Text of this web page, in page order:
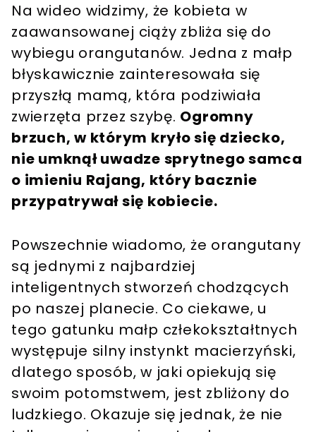
Na wideo widzimy, że kobieta w
zaawansowanej ciąży zbliża się do
wybiegu orangutanów. Jedna z małp
błyskawicznie zainteresowała się
przyszłą mamą, która podziwiała
zwierzęta przez szybę. Ogromny
brzuch, w którym kryło się dziecko,
nie umknął uwadze sprytnego samca
o imieniu Rajang, który bacznie
przypatrywał się kobiecie.
Powszechnie wiadomo, że orangutany
są jednymi z najbardziej
inteligentnych stworzeń chodzących
po naszej planecie. Co ciekawe, u
tego gatunku małp człekokształtnych
występuje silny instynkt macierzyński,
dlatego sposób, w jaki opiekują się
swoim potomstwem, jest zbliżony do
ludzkiego. Okazuje się jednak, że nie